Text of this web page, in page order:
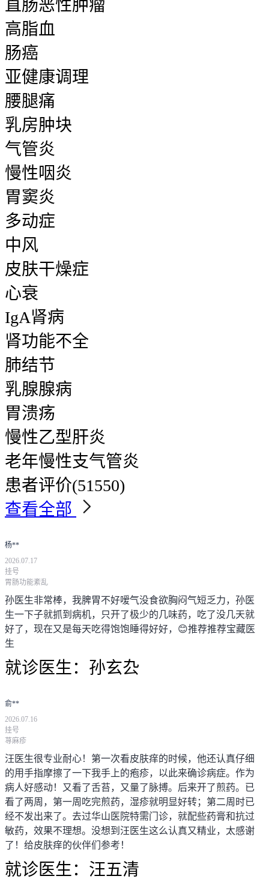
直肠恶性肿瘤
高脂血
肠癌
亚健康调理
腰腿痛
乳房肿块
气管炎
慢性咽炎
胃窦炎
多动症
中风
皮肤干燥症
心衰
IgA肾病
肾功能不全
肺结节
乳腺腺病
胃溃疡
慢性乙型肝炎
老年慢性支气管炎
患者评价(51550)
查看全部
杨**
2026.07.17
挂号
胃肠功能紊乱
孙医生非常棒，我脾胃不好嗳气没食欲胸闷气短乏力，孙医
生一下子就抓到病机，只开了极少的几味药，吃了没几天就
好了，现在又是每天吃得饱饱睡得好好，😊推荐推荐宝藏医
生
就诊医生： 孙玄厹
俞**
2026.07.16
挂号
荨麻疹
汪医生很专业耐心！第一次看皮肤痒的时候，他还认真仔细
的用手指摩擦了一下我手上的疱疹，以此来确诊病症。作为
病人好感动！又看了舌苔，又量了脉搏。后来开了煎药。已
看了两周，第一周吃完煎药，湿疹就明显好转；第二周时已
经不发出来了。去过华山医院特需门诊，就配些药膏和抗过
敏药，效果不理想。没想到汪医生这么认真又精业，太感谢
了！给皮肤痒的伙伴们参考！
就诊医生： 汪五清